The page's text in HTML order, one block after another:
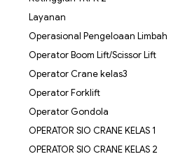
Layanan
Operasional Pengeloaan Limbah
Operator Boom Lift/Scissor Lift
Operator Crane kelas3
Operator Forklift
Operator Gondola
OPERATOR SIO CRANE KELAS 1
OPERATOR SIO CRANE KELAS 2